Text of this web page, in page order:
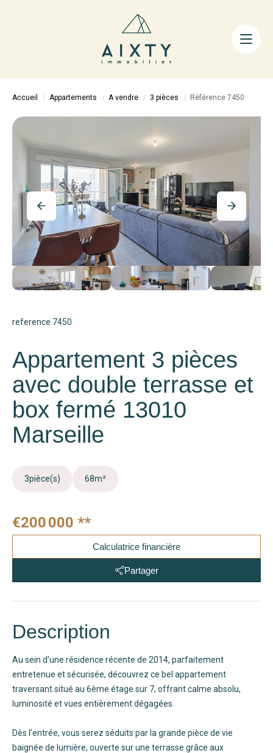
ACHETER
AIXTY & VOUS
Nos Agences
Nos Équipes
Nos Tarifs
Nos Biens Vendus
Notre City Guide
Accueil Appartements A vendre 3 pièces Référence 7450
reference 7450
Appartement 3 pièces
avec double terrasse et
box fermé 13010
Marseille
3pièce(s) 68m²
€200 000 **
Calculatrice financière
Partager
Description
Au sein d'une résidence récente de 2014, parfaitement
entretenue et sécurisée, découvrez ce bel appartement
traversant situé au 6ème étage sur 7, offrant calme absolu,
luminosité et vues entièrement dégagées.
Dès l'entrée, vous serez séduits par la grande pièce de vie
baignée de lumière, ouverte sur une terrasse grâce aux